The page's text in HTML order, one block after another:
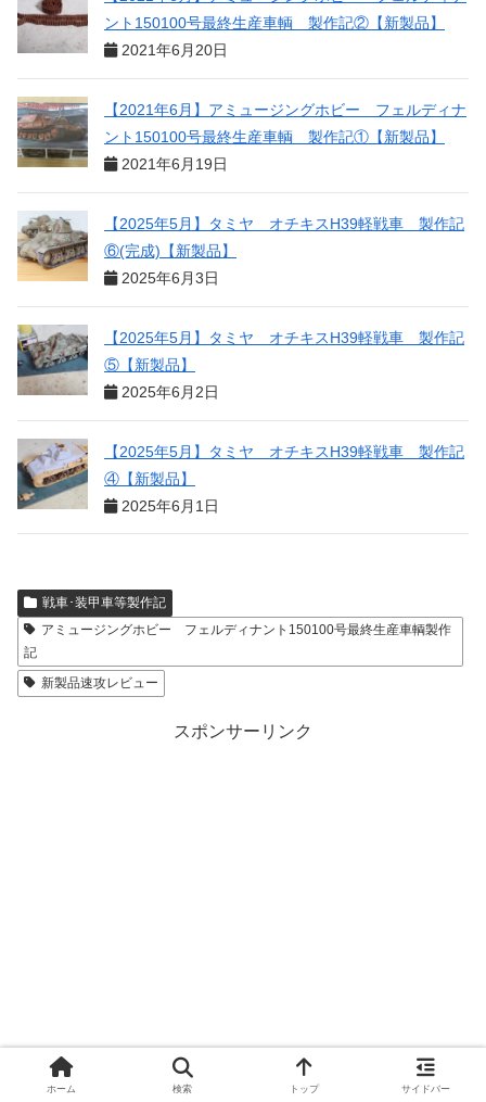
ント150100号最終生産車輌 製作記②【新製品】
2021年6月20日
【2021年6月】アミュージングホビー フェルディナ
ント150100号最終生産車輌 製作記①【新製品】
2021年6月19日
【2025年5月】タミヤ オチキスH39軽戦車 製作記
⑥(完成)【新製品】
2025年6月3日
【2025年5月】タミヤ オチキスH39軽戦車 製作記
⑤【新製品】
2025年6月2日
【2025年5月】タミヤ オチキスH39軽戦車 製作記
④【新製品】
2025年6月1日
戦車･装甲車等製作記
アミュージングホビー フェルディナント150100号最終生産車輌製作
記
新製品速攻レビュー
スポンサーリンク
ホーム 検索 トップ サイドバー